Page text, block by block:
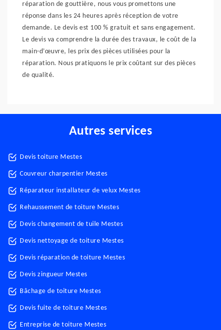
réparation de gouttière, nous vous promettons une
réponse dans les 24 heures après réception de votre
demande. Le devis est 100 % gratuit et sans engagement.
Le devis va comprendre la durée des travaux, le coût de la
main-d’œuvre, les prix des pièces utilisées pour la
réparation. Nous pratiquons le prix coûtant sur des pièces
de qualité.
Autres services
Devis toiture Mestes
Couvreur charpentier Mestes
Réparateur installateur de velux Mestes
Rehaussement de toiture Mestes
Devis changement de tuile Mestes
Devis nettoyage de toiture Mestes
Devis réparation de toiture Mestes
Devis zingueur Mestes
Bâchage de toiture Mestes
Devis fuite de toiture Mestes
Entreprise de toiture Mestes